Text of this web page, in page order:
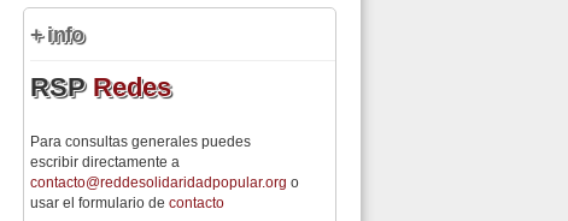
+ info
RSP Redes
Para consultas generales puedes
escribir directamente a
contacto@reddesolidaridadpopular.org o
usar el formulario de contacto